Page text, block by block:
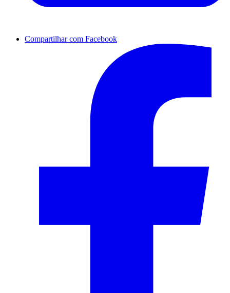
Compartilhar com Facebook